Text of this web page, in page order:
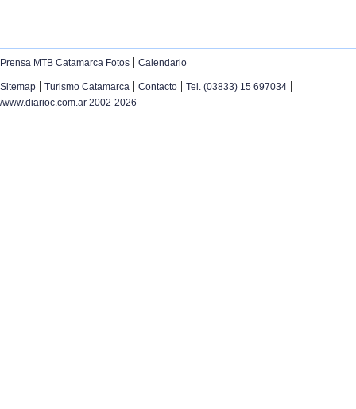
Prensa MTB Catamarca Fotos | Calendario
Sitemap | Turismo Catamarca | Contacto | Tel. (03833) 15 697034 |
/www.diarioc.com.ar 2002-2026